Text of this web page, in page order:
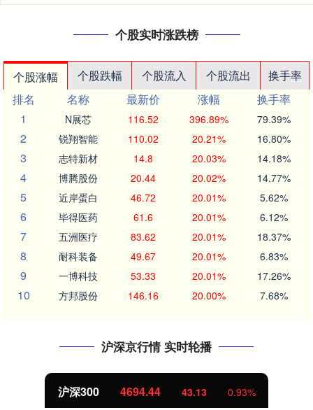
个股实时涨跌榜
个股涨幅 个股跌幅 个股流入 个股流出
换手率
排名
名称 最新价 涨幅
换手率
1
N展芯 116.52 396.89% 79.39%
2 锐翔智能 110.02 20.21% 16.80%
3 志特新材 14.8 20.03% 14.18%
4 博腾股份 20.44 20.02% 14.77%
5 近岸蛋白 46.72 20.01% 5.62%
6 毕得医药 61.6 20.01% 6.12%
7 五洲医疗 83.62 20.01% 18.37%
8 耐科装备 49.67 20.01% 6.83%
9 一博科技 53.33 20.01% 17.26%
10 方邦股份 146.16 20.00% 7.68%
沪深京行情 实时轮播
沪深300 4694.44 43.13 0.93%